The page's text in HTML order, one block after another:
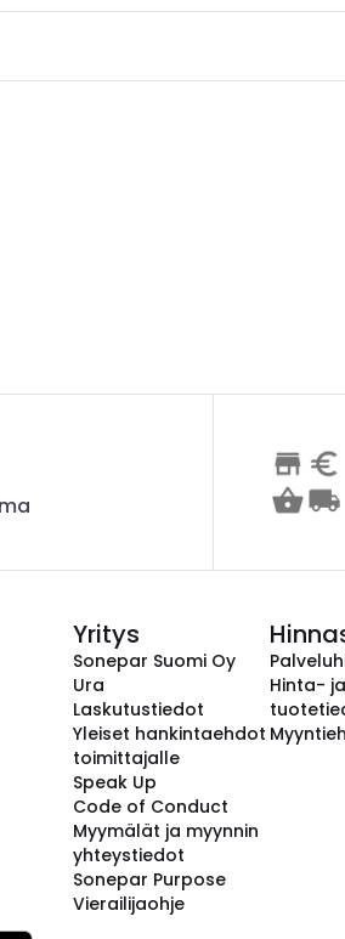
Yritys
Sonepar Suomi Oy
Ura
Laskutustiedot
Yleiset hankintaehdot
toimittajalle
Speak Up
Code of Conduct
Myymälät ja myynnin
yhteystiedot
Sonepar Purpose
Vierailijaohje
Hinta- ja